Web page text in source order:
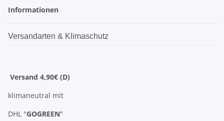
Informationen
Versandarten & Klimaschutz
Versand 4,90€ (D)
klimaneutral mit
DHL "GOGREEN"